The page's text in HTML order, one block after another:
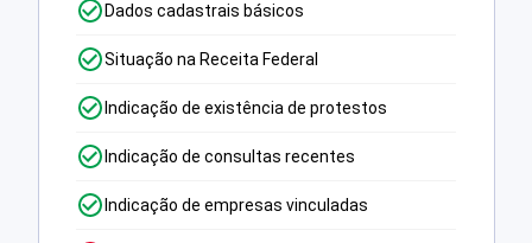
Dados cadastrais básicos
Situação na Receita Federal
Indicação de existência de protestos
Indicação de consultas recentes
Indicação de empresas vinculadas